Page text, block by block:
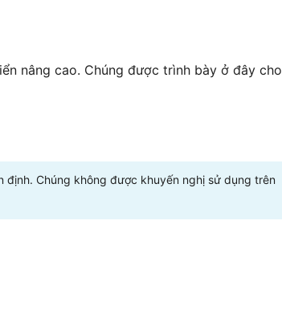
nâng cao. Chúng được trình bày ở đây cho
Chúng không được khuyến nghị sử dụng trên